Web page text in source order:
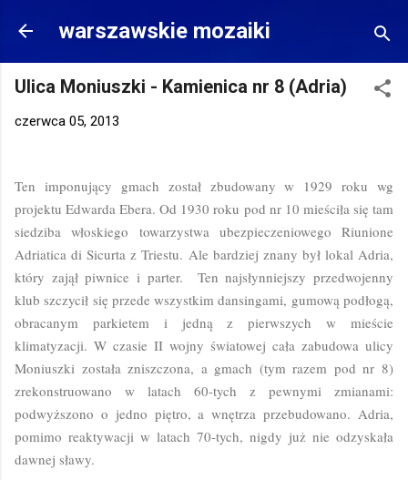
Przejdź do głównej zawartości
warszawskie mozaiki
Ulica Moniuszki - Kamienica nr 8 (Adria)
czerwca 05, 2013
Ten imponujący gmach został zbudowany w 1929 roku wg
projektu Edwarda Ebera. Od 1930 roku pod nr 10 mieściła się tam
siedziba włoskiego towarzystwa ubezpieczeniowego Riunione
Adriatica di Sicurta z Triestu. Ale bardziej znany był lokal Adria,
który zajął piwnice i parter. Ten najsłynniejszy przedwojenny
klub szczycił się przede wszystkim dansingami, gumową podłogą,
obracanym parkietem i jedną z pierwszych w mieście
klimatyzacji. W czasie II wojny światowej cała zabudowa ulicy
Moniuszki została zniszczona, a gmach (tym razem pod nr 8)
zrekonstruowano w latach 60-tych z pewnymi zmianami:
podwyższono o jedno piętro, a wnętrza przebudowano. Adria,
pomimo reaktywacji w latach 70-tych, nigdy już nie odzyskała
dawnej sławy.